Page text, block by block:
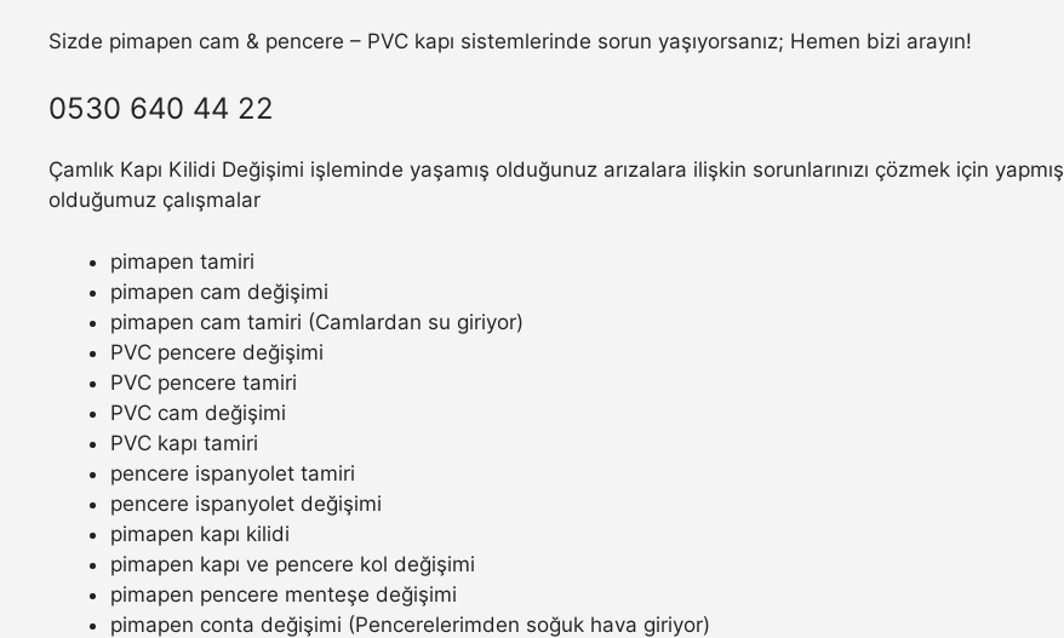
Sizde pimapen cam & pencere – PVC kapı sistemlerinde sorun yaşıyorsanız; Hemen bizi arayın!
0530 640 44 22
Çamlık Kapı Kilidi Değişimi işleminde yaşamış olduğunuz arızalara ilişkin sorunlarınızı çözmek için yapmış
olduğumuz çalışmalar
pimapen tamiri
pimapen cam değişimi
pimapen cam tamiri (Camlardan su giriyor)
PVC pencere değişimi
PVC pencere tamiri
PVC cam değişimi
PVC kapı tamiri
pencere ispanyolet tamiri
pencere ispanyolet değişimi
pimapen kapı kilidi
pimapen kapı ve pencere kol değişimi
pimapen pencere menteşe değişimi
pimapen conta değişimi (Pencerelerimden soğuk hava giriyor)